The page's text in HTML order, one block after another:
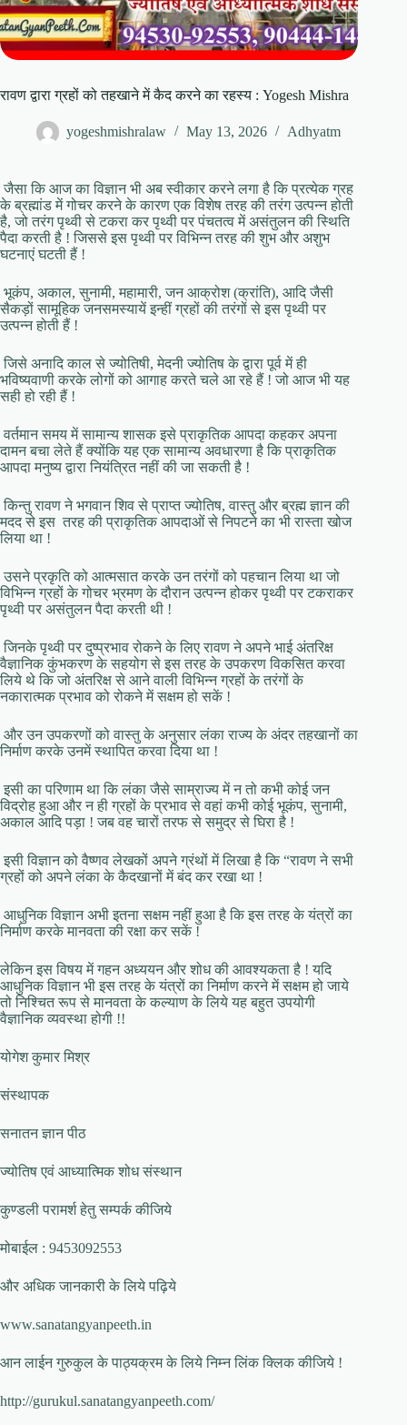
रावण द्वारा ग्रहों को तहखाने में कैद करने का रहस्य : Yogesh Mishra
yogeshmishralaw May 13, 2026 Adhyatm
जैसा कि आज का विज्ञान भी अब स्वीकार करने लगा है कि प्रत्येक ग्रह
के ब्रह्मांड में गोचर करने के कारण एक विशेष तरह की तरंग उत्पन्न होती
है, जो तरंग पृथ्वी से टकरा कर पृथ्वी पर पंचतत्व में असंतुलन की स्थिति
पैदा करती है ! जिससे इस पृथ्वी पर विभिन्न तरह की शुभ और अशुभ
घटनाएं घटती हैं !
भूकंप, अकाल, सुनामी, महामारी, जन आक्रोश (क्रांति), आदि जैसी
सैकड़ों सामूहिक जनसमस्यायें इन्हीं ग्रहों की तरंगों से इस पृथ्वी पर
उत्पन्न होती हैं !
जिसे अनादि काल से ज्योतिषी, मेदनी ज्योतिष के द्वारा पूर्व में ही
भविष्यवाणी करके लोगों को आगाह करते चले आ रहे हैं ! जो आज भी यह
सही हो रही हैं !
वर्तमान समय में सामान्य शासक इसे प्राकृतिक आपदा कहकर अपना
दामन बचा लेते हैं क्योंकि यह एक सामान्य अवधारणा है कि प्राकृतिक
आपदा मनुष्य द्वारा नियंत्रित नहीं की जा सकती है !
किन्तु रावण ने भगवान शिव से प्राप्त ज्योतिष, वास्तु और ब्रह्म ज्ञान की
मदद से इस तरह की प्राकृतिक आपदाओं से निपटने का भी रास्ता खोज
लिया था !
उसने प्रकृति को आत्मसात करके उन तरंगों को पहचान लिया था जो
विभिन्न ग्रहों के गोचर भ्रमण के दौरान उत्पन्न होकर पृथ्वी पर टकराकर
पृथ्वी पर असंतुलन पैदा करती थी !
जिनके पृथ्वी पर दुष्प्रभाव रोकने के लिए रावण ने अपने भाई अंतरिक्ष
वैज्ञानिक कुंभकरण के सहयोग से इस तरह के उपकरण विकसित करवा
लिये थे कि जो अंतरिक्ष से आने वाली विभिन्न ग्रहों के तरंगों के
नकारात्मक प्रभाव को रोकने में सक्षम हो सकें !
और उन उपकरणों को वास्तु के अनुसार लंका राज्य के अंदर तहखानों का
निर्माण करके उनमें स्थापित करवा दिया था !
इसी का परिणाम था कि लंका जैसे साम्राज्य में न तो कभी कोई जन
विद्रोह हुआ और न ही ग्रहों के प्रभाव से वहां कभी कोई भूकंप, सुनामी,
अकाल आदि पड़ा ! जब वह चारों तरफ से समुद्र से घिरा है !
इसी विज्ञान को वैष्णव लेखकों अपने ग्रंथों में लिखा है कि “रावण ने सभी
ग्रहों को अपने लंका के कैदखानों में बंद कर रखा था !
आधुनिक विज्ञान अभी इतना सक्षम नहीं हुआ है कि इस तरह के यंत्रों का
निर्माण करके मानवता की रक्षा कर सकें !
लेकिन इस विषय में गहन अध्ययन और शोध की आवश्यकता है ! यदि
आधुनिक विज्ञान भी इस तरह के यंत्रों का निर्माण करने में सक्षम हो जाये
तो निश्चित रूप से मानवता के कल्याण के लिये यह बहुत उपयोगी
वैज्ञानिक व्यवस्था होगी !!
योगेश कुमार मिश्र
संस्थापक
सनातन ज्ञान पीठ
ज्योतिष एवं आध्यात्मिक शोध संस्थान
कुण्डली परामर्श हेतु सम्पर्क कीजिये
मोबाईल : 9453092553
और अधिक जानकारी के लिये पढ़िये
www.sanatangyanpeeth.in
आन लाईन गुरुकुल के पाठ्यक्रम के लिये निम्न लिंक क्लिक कीजिये !
http://gurukul.sanatangyanpeeth.com/